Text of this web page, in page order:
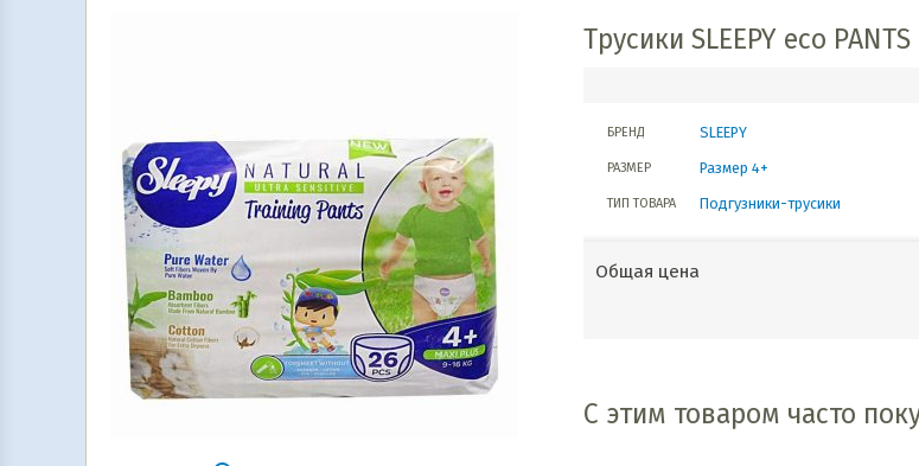
Трусики SLEEPY eco
БРЕНД SLEEPY
РАЗМЕР Размер 4+
ТИП ТОВАРА Подгузники-трусики
Общая цена
С этим товаром часто